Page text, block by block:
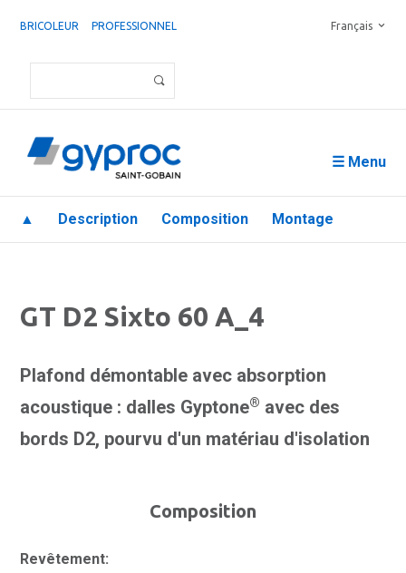
BRICOLEUR PROFESSIONNEL Français
☰ Menu
▲ Description Composition Montage
GT D2 Sixto 60 A_4
Plafond démontable avec absorption
acoustique : dalles Gyptone® avec des
bords D2, pourvu d'un matériau d'isolation
Composition
Revêtement: